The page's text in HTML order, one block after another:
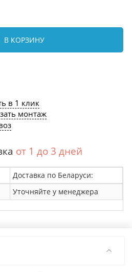
В КОРЗИНУ
в 1 клик
монтаж
от 1 до 3 дней
Доставка по Беларуси:
Уточняйте у менеджера